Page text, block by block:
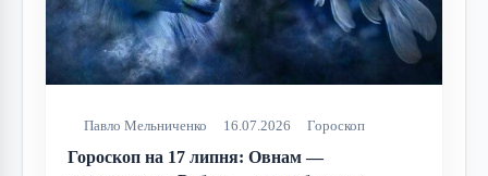
Павло Мельниченко 16.07.2026 Гороскоп
Гороскоп на 17 липня: Овнам —